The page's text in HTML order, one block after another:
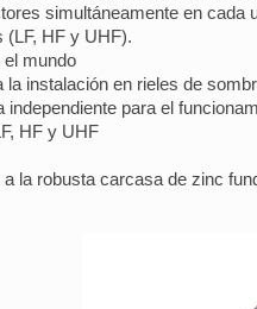
simultáneamente en
(LF, HF y UHF).
el mundo
instalación en rieles de
para el
HF y UHF
la robusta carcasa de zinc